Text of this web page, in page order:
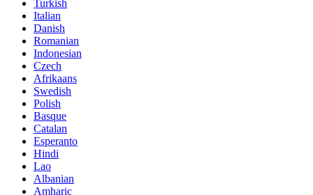
Turkish
Italian
Danish
Romanian
Indonesian
Czech
Afrikaans
Swedish
Polish
Basque
Catalan
Esperanto
Hindi
Lao
Albanian
Amharic